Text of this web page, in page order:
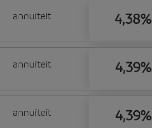
annuiteit 4,38%
annuiteit 4,39%
annuiteit 4,39%